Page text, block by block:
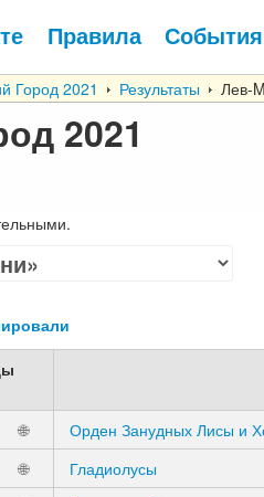
Правила События
Город 2021 Результаты Лев-
2021
🌐
Орден Занудных Лисы и
🌐
Гладиолусы